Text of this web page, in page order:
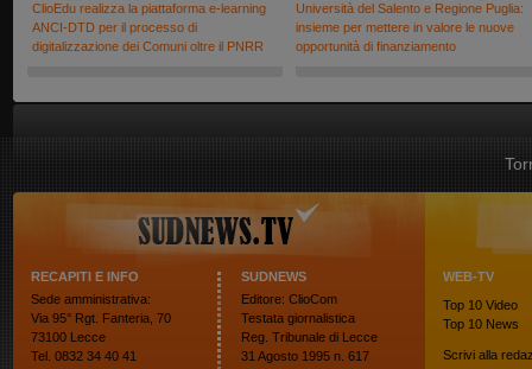
ClioEdu realizza la piattaforma e-learning
ANCI-DTD per il processo di
digitalizzazione dei Comuni oltre il PNRR
Università del Salento e Regione Puglia:
insieme per mettere in valore le nuove
opportunità di finanziamento
RECAPITI E INFO
Sede amministrativa:
Via 95° Rgt. Fanteria, 70
73100 Lecce
Tel. 0832 34 40 41
SUDNEWS
Editore: ClioCom
Testata giornalistica
Reg. Tribunale di Lecce
31 Agosto 1995 n. 617
WEB-TV
Top 10 Video
Top 10 News
Scrivi alla